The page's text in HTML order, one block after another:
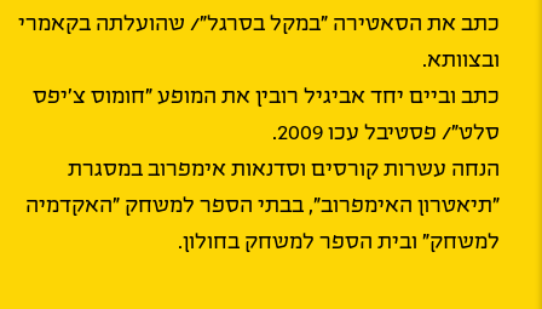
כתב את הסאטירה "במקל בסרגל"/ שהועלתה בקאמרי
ובצוותא.
כתב וביים יחד אביגיל רובין את המופע "חומוס צ'יפס
סלט"/ פסטיבל עכו 2009.
הנחה עשרות קורסים וסדנאות אימפרוב במסגרת
"תיאטרון האימפרוב", בבתי הספר למשחק "האקדמיה
למשחק" ובית הספר למשחק בחולון.